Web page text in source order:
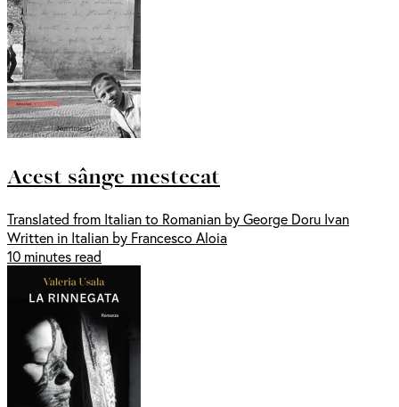
Acest sânge mestecat
Translated from Italian to Romanian by George Doru Ivan
Written in Italian by Francesco Aloia
10 minutes read